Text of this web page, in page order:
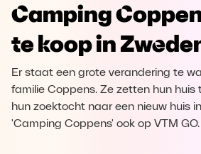
Microsoft Edge
Opera
Camping
te koop in
Er staat een grote verandering te
familie Coppens. Ze zetten hun huis
hun zoektocht naar een nieuw huis
'Camping Coppens' ook op VTM GO.